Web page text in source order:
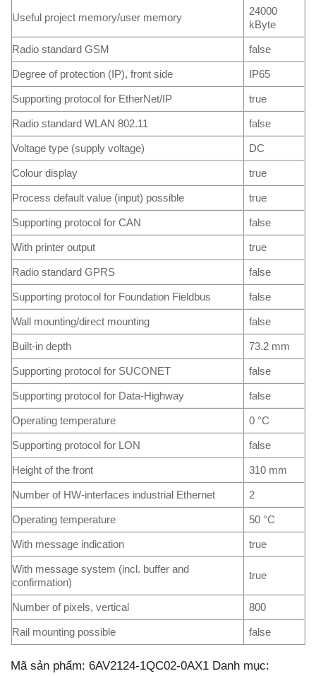
Useful project memory/user memory
24000
kByte
Radio standard GSM false
Degree of protection (IP), front side IP65
Supporting protocol for EtherNet/IP true
Radio standard WLAN 802.11 false
Voltage type (supply voltage) DC
Colour display true
Process default value (input) possible true
Supporting protocol for CAN false
With printer output true
Radio standard GPRS false
Supporting protocol for Foundation Fieldbus false
Wall mounting/direct mounting false
Built-in depth 73.2 mm
Supporting protocol for SUCONET false
Supporting protocol for Data-Highway false
Operating temperature 0 °C
Supporting protocol for LON false
Height of the front 310 mm
Number of HW-interfaces industrial Ethernet 2
Operating temperature 50 °C
With message indication true
With message system (incl. buffer and
confirmation)
true
Number of pixels, vertical 800
Rail mounting possible false
Mã sản phẩm: 6AV2124-1QC02-0AX1 Danh mục: